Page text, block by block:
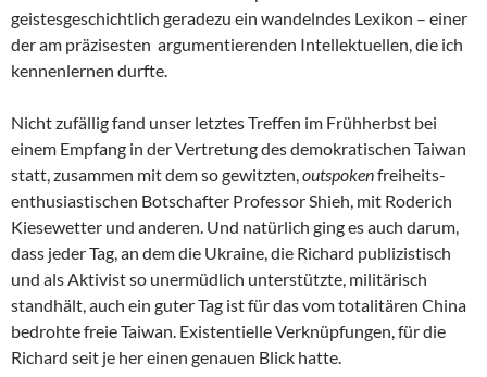
geistesgeschichtlich geradezu ein wandelndes Lexikon – einer
der am präzisesten argumentierenden Intellektuellen, die ich
kennenlernen durfte.
Nicht zufällig fand unser letztes Treffen im Frühherbst bei
einem Empfang in der Vertretung des demokratischen Taiwan
statt, zusammen mit dem so gewitzten,outspokenfreiheits-
enthusiastischen Botschafter Professor Shieh, mit Roderich
Kiesewetter und anderen. Und natürlich ging es auch darum,
dass jeder Tag, an dem die Ukraine, die Richard publizistisch
und als Aktivist so unermüdlich unterstützte, militärisch
standhält, auch ein guter Tag ist für das vom totalitären China
bedrohte freie Taiwan. Existentielle Verknüpfungen, für die
Richard seit je her einen genauen Blick hatte.